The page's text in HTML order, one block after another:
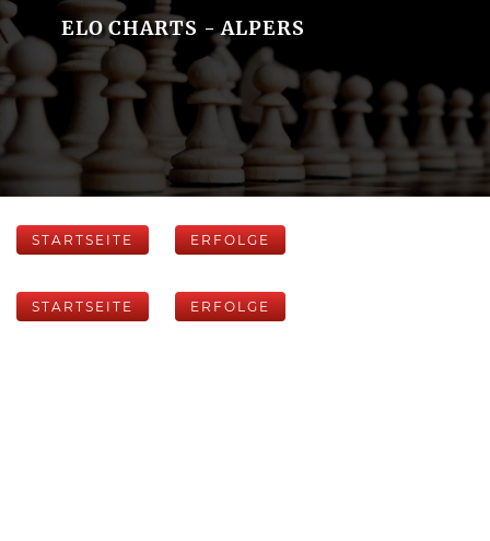
ELO CHARTS - ALPERS
STARTSEITE ERFOLGE
STARTSEITE ERFOLGE